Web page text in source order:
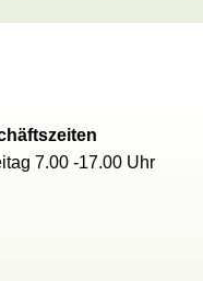
7.00 -17.00 Uhr